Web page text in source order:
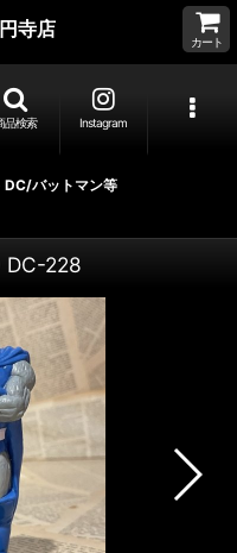
寺店
カート
品検索 Instagram
DC/バットマン等
DC-228